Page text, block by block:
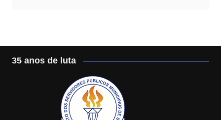
35 anos de luta